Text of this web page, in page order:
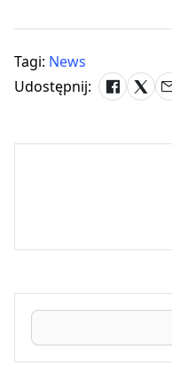
Tagi: News
Udostępnij: